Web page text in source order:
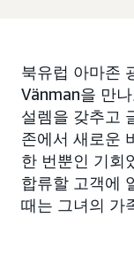
북유럽 아마존
Vänman을 만
설렘을 갖추고
존에서 새로운
한 번뿐인 기회
합류할 고객에
때는 그녀의 가